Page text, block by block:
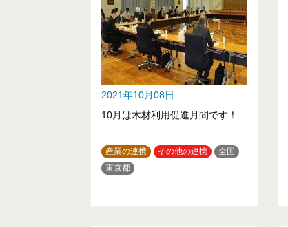
2021年10月08日
10月は木材利用促進月間です！
産業の連携 その他の連携
全国
東京都